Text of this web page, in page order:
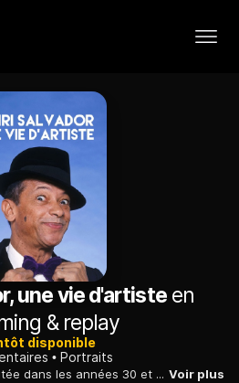
une vie d'artisteen
& replay
disponible
Portraits
Une carrière musicale débutée dans les années 30 et un come-back réussi au tournant du XXIe siècle : grâce à des images d'archives, Henri Salvador raconte sa vie d'artiste. Voir plus